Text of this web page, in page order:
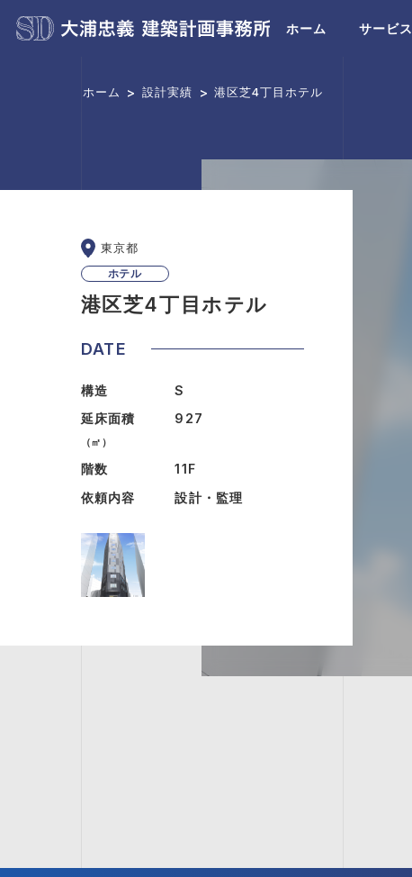
ホーム サービス
ホーム > 設計実績 > 港区芝4丁目ホテル
東京都
ホテル
港区芝4丁目ホテル
DATE
構造
S
延床面積
（㎡）
927
階数
11F
依頼内容
設計・監理